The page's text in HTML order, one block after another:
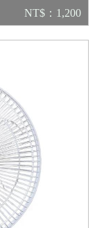
NT$：1,200